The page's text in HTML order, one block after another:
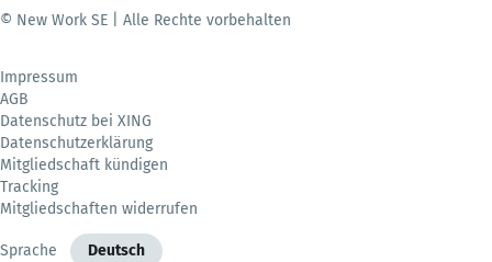
© New Work SE | Alle Rechte vorbehalten
Impressum
AGB
Datenschutz bei XING
Datenschutzerklärung
Mitgliedschaft kündigen
Tracking
Mitgliedschaften widerrufen
Sprache Deutsch